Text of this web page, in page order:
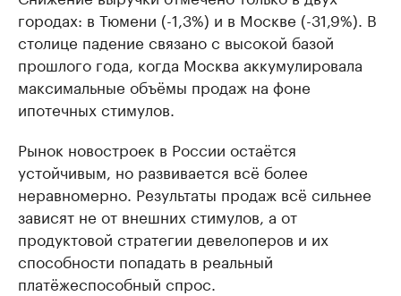
городах: в Тюмени (-1,3%) и в Москве (-31,9%). В
столице падение связано с высокой базой
прошлого года, когда Москва аккумулировала
максимальные объёмы продаж на фоне
ипотечных стимулов.
Рынок новостроек в России остаётся
устойчивым, но развивается всё более
неравномерно. Результаты продаж всё сильнее
зависят не от внешних стимулов, а от
продуктовой стратегии девелоперов и их
способности попадать в реальный
платёжеспособный спрос.